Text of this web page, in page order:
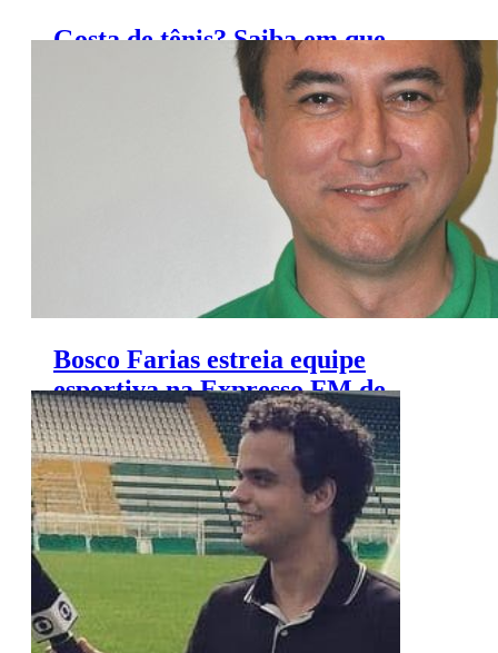
Gosta de tênis? Saiba em que
canal assistir os torneios em 2017
Bosco Farias estreia equipe
esportiva na Expresso FM de
Fortaleza; veja composição